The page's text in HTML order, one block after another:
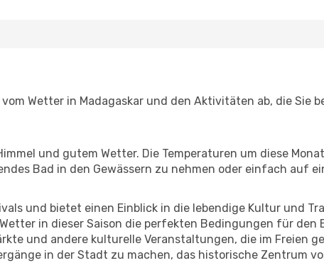
Wetter in Madagaskar und den Aktivitäten ab, die Sie
und gutem Wetter. Die Temperaturen um diese
Bad in den Gewässern zu nehmen oder einfach auf
und bietet einen Einblick in die lebendige Kultur und
in dieser Saison die perfekten Bedingungen für den
und andere kulturelle Veranstaltungen, die im Freien
in der Stadt zu machen, das historische Zentrum